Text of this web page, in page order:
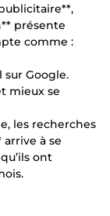
présente
comme :
Google.
mieux se
les recherches
à se
ont